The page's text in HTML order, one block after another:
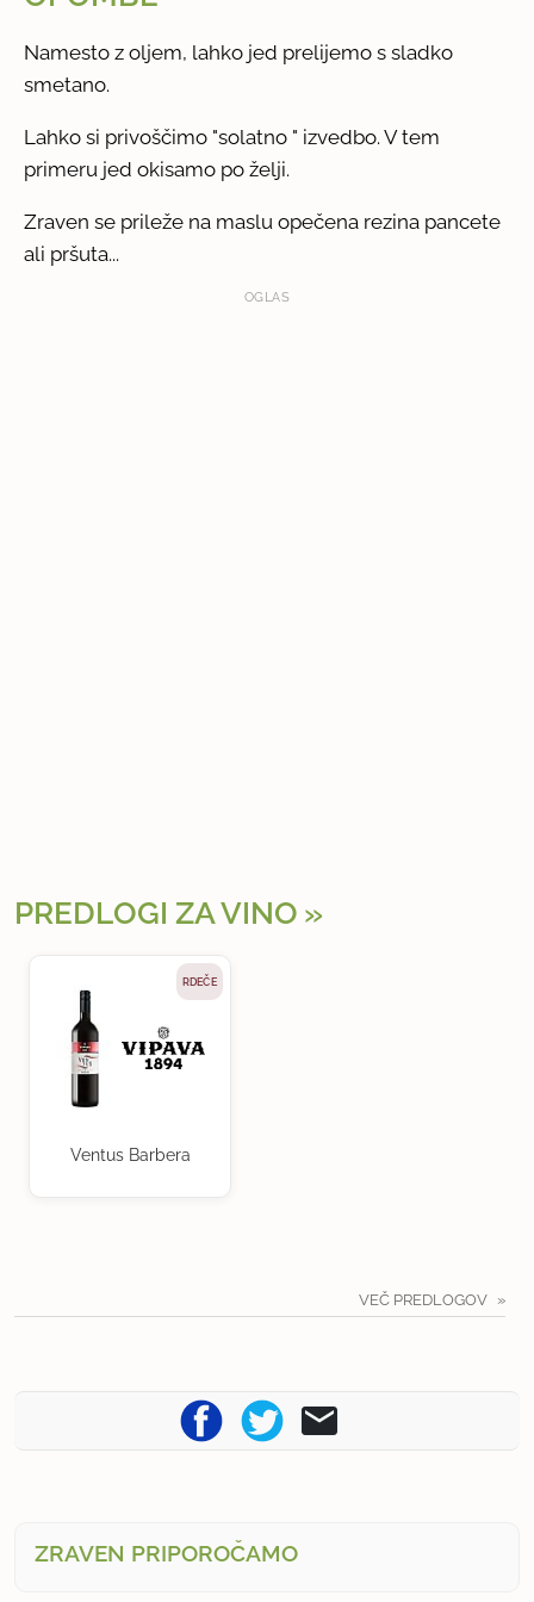
Namesto z oljem, lahko jed prelijemo s sladko
smetano.
Lahko si privoščimo "solatno " izvedbo. V tem
primeru jed okisamo po želji.
Zraven se prileže na maslu opečena rezina pancete
ali pršuta...
OGLAS
PREDLOGI ZA VINO
RDEČE
Ventus Barbera
VEČ PREDLOGOV
ZRAVEN PRIPOROČAMO